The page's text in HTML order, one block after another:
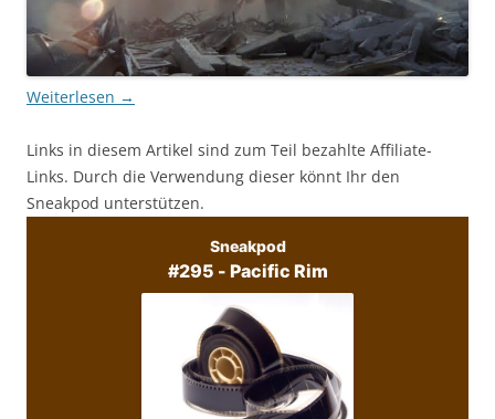
Weiterlesen →
Links in diesem Artikel sind zum Teil bezahlte Affiliate-
Links. Durch die Verwendung dieser könnt Ihr den
Sneakpod unterstützen.